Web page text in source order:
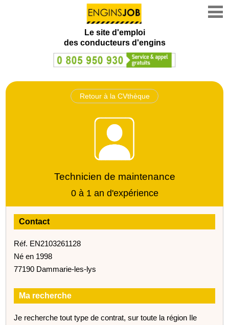
Le site d'emploi
des conducteurs d'engins
Retour à la CVthèque
Technicien de maintenance
0 à 1 an d'expérience
Contact
Réf. EN2103261128
Né en 1998
77190 Dammarie-les-lys
Ma recherche
Je recherche tout type de contrat, sur toute la région Ile